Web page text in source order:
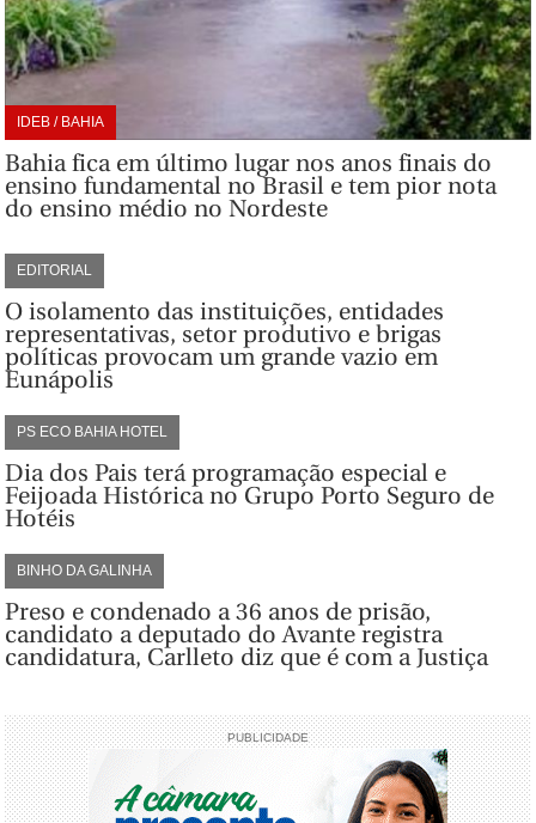
IDEB / BAHIA
Bahia fica em último lugar nos anos finais do
ensino fundamental no Brasil e tem pior nota
do ensino médio no Nordeste
EDITORIAL
O isolamento das instituições, entidades
representativas, setor produtivo e brigas
políticas provocam um grande vazio em
Eunápolis
PS ECO BAHIA HOTEL
Dia dos Pais terá programação especial e
Feijoada Histórica no Grupo Porto Seguro de
Hotéis
BINHO DA GALINHA
Preso e condenado a 36 anos de prisão,
candidato a deputado do Avante registra
candidatura, Carlleto diz que é com a Justiça
PUBLICIDADE